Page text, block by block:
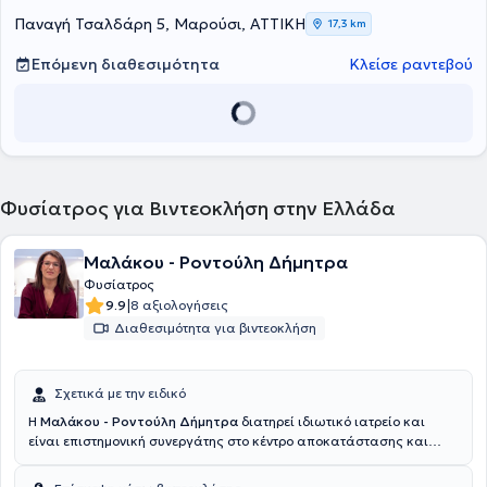
Παναγή Τσαλδάρη 5, Μαρούσι, ΑΤΤΙΚΗ 17,3 km
Επόμενη διαθεσιμότητα Κλείσε ραντεβού
Φυσίατρος για Βιντεοκλήση στην Ελλάδα
Μαλάκου - Ροντούλη Δήμητρα
Φυσίατρος
9.9|8 αξιολογήσεις
Διαθεσιμότητα για βιντεοκλήση
Σχετικά με την ειδικό
Η Μαλάκου - Ροντούλη Δήμητρα διατηρεί ιδιωτικό ιατρείο και
είναι επιστημονική συνεργάτης στο κέντρο αποκατάστασης και
του χρόνιου πόνου του μυοσκελετικού συστήματος με περινευρικές